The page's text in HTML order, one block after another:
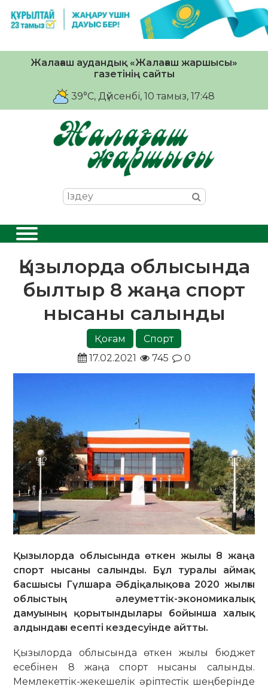
Жалағаш аудандық «Жалағаш жаршысы»
газетінің сайты
39°C, Дүйсенбі, 10 тамыз, 17:48
Қызылорда облысында
былтыр 8 жаңа спорт
нысаны салынды
Қоғам
Спорт
17.02.2021
745 0
Қызылорда облысында өткен жылы 8 жаңа
спорт нысаны салынды. Бұл туралы аймақ
басшысы Гүлшара Әбдіқалықова 2020 жылғы
облыстың әлеуметтік-экономикалық
дамуының қорытындылары бойынша халық
алдындағы есепті кездесуінде айтты.
Қызылорда облысында өткен жылы бюджет
есебінен 8 жаңа спорт нысаны салынды.
Мемлекеттік-жекешелік әріптестік шеңберінде